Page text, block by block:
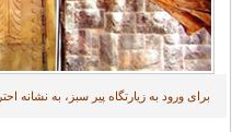
برای ورود به زیارتگاه پیر سبز، به نشانه